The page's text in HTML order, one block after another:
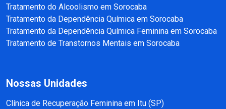
Tratamento do Alcoolismo em Sorocaba
Tratamento da Dependência Química em Sorocaba
Tratamento da Dependência Química Feminina em Sorocaba
Tratamento de Transtornos Mentais em Sorocaba
Nossas Unidades
Clínica de Recuperação Feminina em Itu (SP)